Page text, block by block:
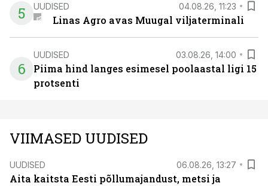
5 UUDISED 04.08.26, 11:23
Linas Agro avas Muugal viljaterminali
6
UUDISED 03.08.26, 14:00
Piima hind langes esimesel poolaastal ligi 15
protsenti
VIIMASED UUDISED
UUDISED 06.08.26, 13:27
Aita kaitsta Eesti põllumajandust, metsi ja